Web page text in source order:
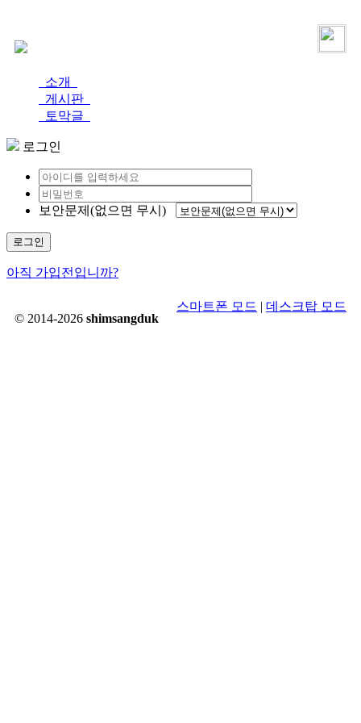
소개
게시판
토막글
로그인
보안문제(없으면 무시)
로그인
아직 가입전입니까?
© 2014-2026 shimsangduk
스마트폰 모드 | 데스크탑 모드